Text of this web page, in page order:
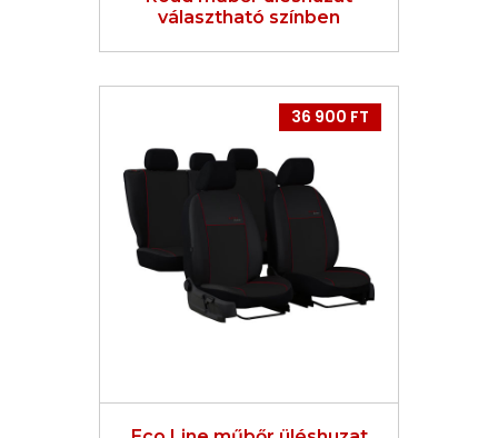
választható színben
36 900 FT